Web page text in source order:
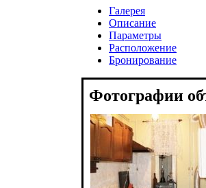
Галерея
Описание
Параметры
Расположение
Бронирование
Фотографии